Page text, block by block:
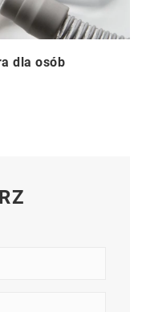
dla osób